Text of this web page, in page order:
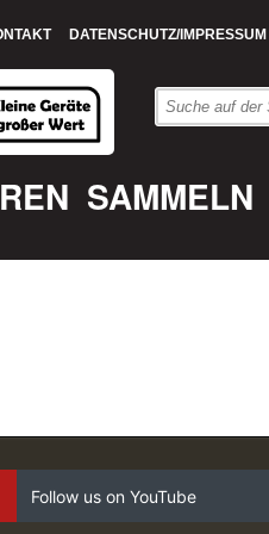
DATENSCHUTZ/IMPRESSUM
SAMMELN
Follow us on YouTube